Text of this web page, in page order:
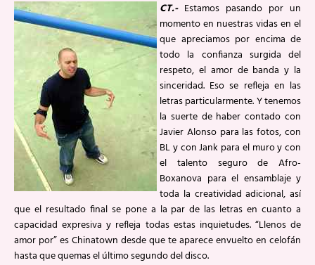
CT.-Estamos pasando por un
momento en nuestras vidas en el
que apreciamos por encima de
todo la confianza surgida del
respeto, el amor de banda y la
sinceridad. Eso se refleja en las
letras particularmente. Y tenemos
la suerte de haber contado con
Javier Alonso para las fotos, con
BL y con Jank para el muro y con
el talento seguro de Afro-
Boxanova para el ensamblaje y
toda la creatividad adicional, así
que el resultado final se pone a la par de las letras en cuanto a
capacidad expresiva y refleja todas estas inquietudes. “Llenos de
amor por” es Chinatown desde que te aparece envuelto en celofán
hasta que quemas el último segundo del disco.